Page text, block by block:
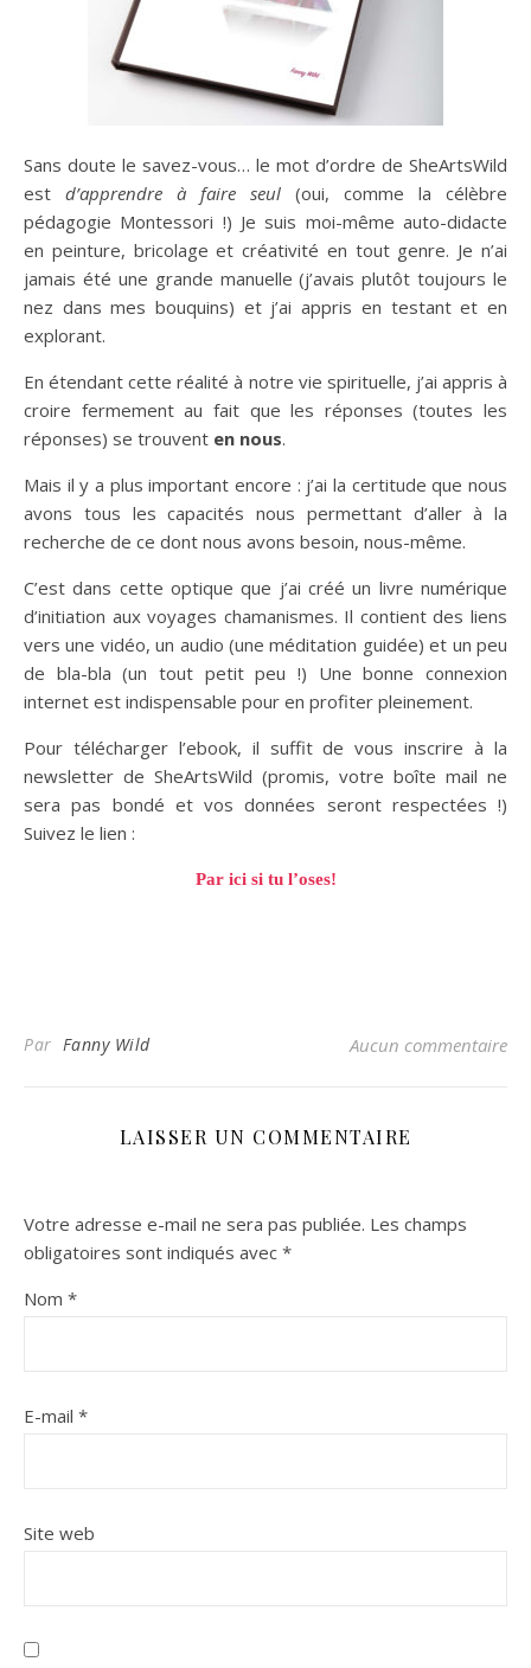
Sans doute le savez-vous… le mot d’ordre de SheArtsWild
est d’apprendre à faire seul (oui, comme la célèbre
pédagogie Montessori !) Je suis moi-même auto-didacte
en peinture, bricolage et créativité en tout genre. Je n’ai
jamais été une grande manuelle (j’avais plutôt toujours le
nez dans mes bouquins) et j’ai appris en testant et en
explorant.
En étendant cette réalité à notre vie spirituelle, j’ai appris à
croire fermement au fait que les réponses (toutes les
réponses) se trouvent en nous.
Mais il y a plus important encore : j’ai la certitude que nous
avons tous les capacités nous permettant d’aller à la
recherche de ce dont nous avons besoin, nous-même.
C’est dans cette optique que j’ai créé un livre numérique
d’initiation aux voyages chamanismes. Il contient des liens
vers une vidéo, un audio (une méditation guidée) et un peu
de bla-bla (un tout petit peu !) Une bonne connexion
internet est indispensable pour en profiter pleinement.
Pour télécharger l’ebook, il suffit de vous inscrire à la
newsletter de SheArtsWild (promis, votre boîte mail ne
sera pas bondé et vos données seront respectées !)
Suivez le lien :
Par ici si tu l’oses!
Par Fanny Wild Aucun commentaire
LAISSER UN COMMENTAIRE
Votre adresse e-mail ne sera pas publiée. Les champs
obligatoires sont indiqués avec *
Nom *
E-mail *
Site web